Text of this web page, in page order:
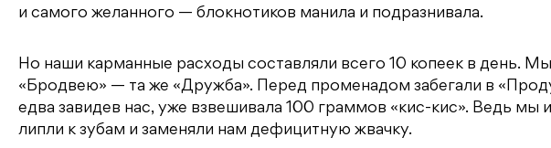
и самого желанного — блокнотиков манила и подразнивала.
Но наши карманные расходы составляли всего 10 копеек в день.
«Бродвею» — та же «Дружба». Перед променадом забегали в
едва завидев нас, уже взвешивала 100 граммов «кис-кис». Ведь мы
липли к зубам и заменяли нам дефицитную жвачку.